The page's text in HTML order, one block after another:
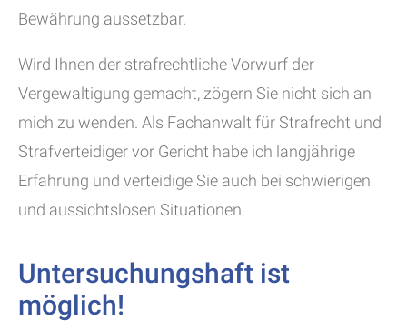
Bewährung aussetzbar.
Wird Ihnen der strafrechtliche Vorwurf der
Vergewaltigung gemacht, zögern Sie nicht sich an
mich zu wenden. Als Fachanwalt für Strafrecht und
Strafverteidiger vor Gericht habe ich langjährige
Erfahrung und verteidige Sie auch bei schwierigen
und aussichtslosen Situationen.
Untersuchungshaft ist
möglich!